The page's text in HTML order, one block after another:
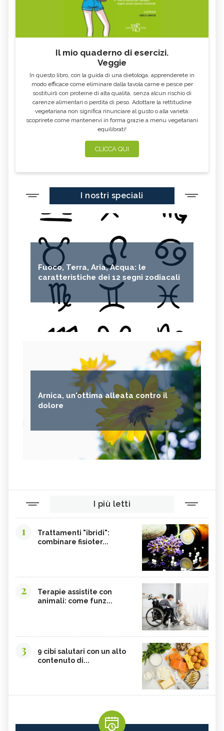
Il mio quaderno di esercizi.
Veggie
In questo libro, con la guida di una dietologa, apprenderete in
modo efficace come eliminare dalla tavola carne e pesce per
sostituirli con proteine di alta qualità, senza alcun rischio di
carenze alimentari o perdita di peso. Adottare la rettitudine
vegetariana non significa rinunciare al gusto o alla varietà:
scoprirete come mantenervi in forma grazie a menu vegetariani
equilibrati!
CLICCA QUI
I nostri speciali
Fuoco, Terra, Aria, Acqua: le
caratteristiche dei 12 segni zodiacali
Arnica, un'ottima alleata contro il
dolore
I più letti
1
Trattamenti "ibridi":
combinare fisioter...
2
Terapie assistite con
animali: come funz...
3
9 cibi salutari con un alto
contenuto di...